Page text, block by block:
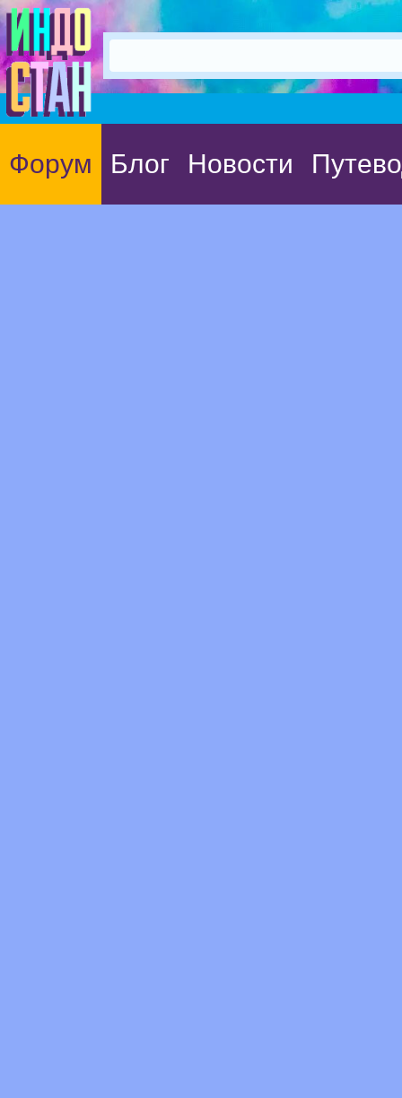
Форум Блог Новости